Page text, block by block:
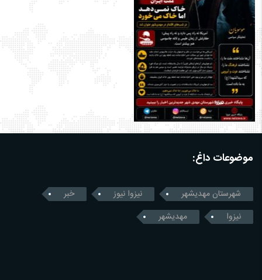
موضوعات داغ:
شهرستان مهدیشهر نیزوا نیوز
خبر
نیزوا
مهدیشهر